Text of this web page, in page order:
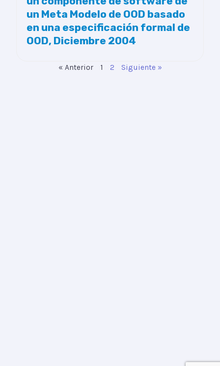
un Meta Modelo de OOD basado
en una especificación formal de
OOD, Diciembre 2004
« Anterior 1 2 Siguiente »